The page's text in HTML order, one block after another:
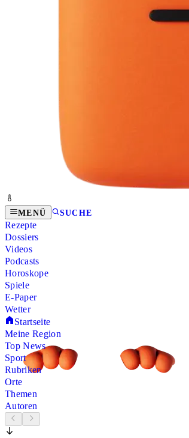
MENÜ SUCHE
Rezepte
Dossiers
Videos
Podcasts
Horoskope
Spiele
E-Paper
Wetter
Startseite
Meine Region
Top News
Sport
Rubriken
Orte
Themen
Autoren